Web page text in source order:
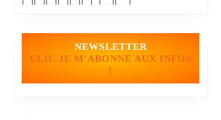
NEWSLETTER
CLIC JE M'ABONNE AUX INFOS
!